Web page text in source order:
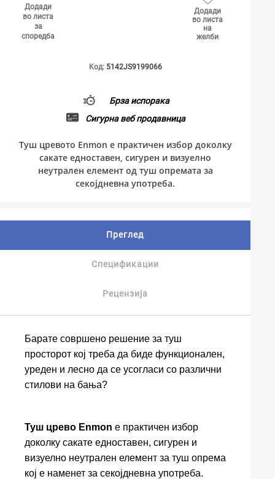
Додади
во листа
за
споредба
Додади
во листа
на
желби
Код: 5142JS9199066
Брза испорака
Сигурна веб продавница
Туш цревото Enmon е практичен избор доколку
сакате едноставен, сигурен и визуелно
неутрален елемент од туш опремата за
секојдневна употреба.
Преглед
Спецификации
Рецензија
Барате совршено решение за туш
просторот кој треба да биде функционален,
уреден и лесно да се усогласи со различни
стилови на бања?
Туш црево Enmon е практичен избор
доколку сакате едноставен, сигурен и
визуелно неутрален елемент за туш опрема
кој е наменет за секојдневна употреба.